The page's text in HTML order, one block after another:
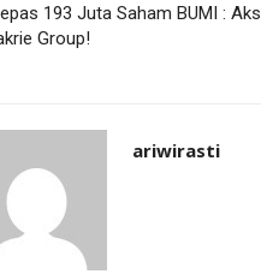
193 Juta Saham BUMI :
Group!
ariwirasti